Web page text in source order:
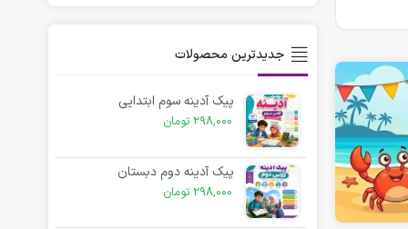
جدیدترین محصولات
پیک آدینه سوم ابتدایی
298,000 تومان
پیک آدینه دوم دبستان
298,000 تومان